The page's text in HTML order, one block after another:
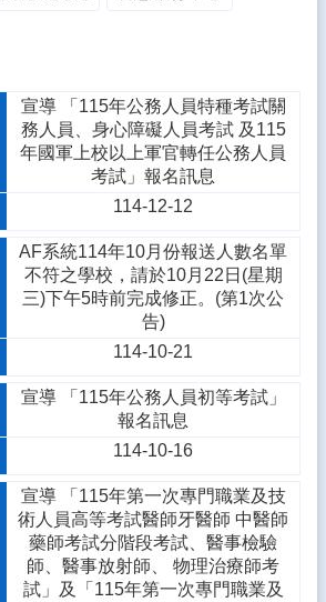
宣導 「115年公務人員特種考試關
務人員、身心障礙人員考試 及115
年國軍上校以上軍官轉任公務人員
考試」報名訊息
114-12-12
AF系統114年10月份報送人數名單
不符之學校，請於10月22日(星期
三)下午5時前完成修正。(第1次公
告)
114-10-21
宣導 「115年公務人員初等考試」
報名訊息
114-10-16
宣導 「115年第一次專門職業及技
術人員高等考試醫師牙醫師 中醫師
藥師考試分階段考試、醫事檢驗
師、醫事放射師、 物理治療師考
試」及「115年第一次專門職業及